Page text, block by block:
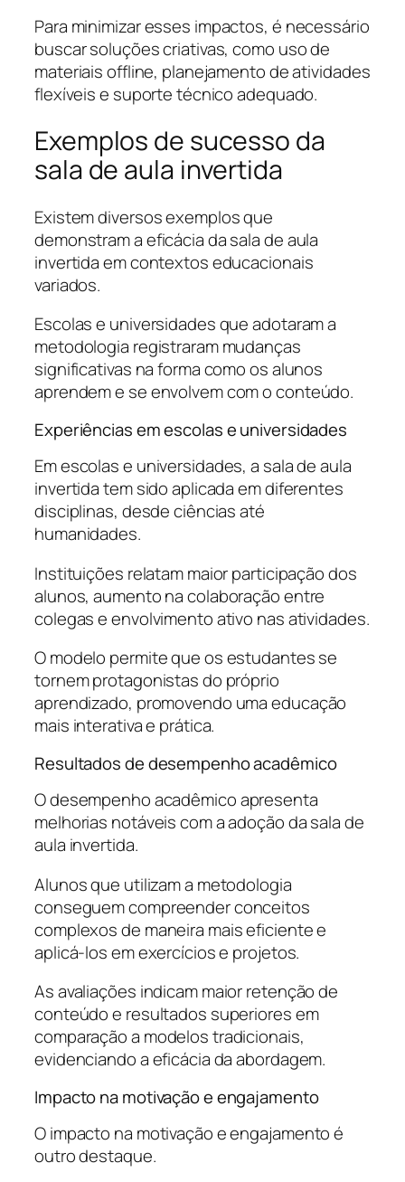
Para minimizar esses impactos, é necessário
buscar soluções criativas, como uso de
materiais offline, planejamento de atividades
flexíveis e suporte técnico adequado.
Exemplos de sucesso da
sala de aula invertida
Existem diversos exemplos que
demonstram a eficácia da sala de aula
invertida em contextos educacionais
variados.
Escolas e universidades que adotaram a
metodologia registraram mudanças
significativas na forma como os alunos
aprendem e se envolvem com o conteúdo.
Experiências em escolas e universidades
Em escolas e universidades, a sala de aula
invertida tem sido aplicada em diferentes
disciplinas, desde ciências até
humanidades.
Instituições relatam maior participação dos
alunos, aumento na colaboração entre
colegas e envolvimento ativo nas atividades.
O modelo permite que os estudantes se
tornem protagonistas do próprio
aprendizado, promovendo uma educação
mais interativa e prática.
Resultados de desempenho acadêmico
O desempenho acadêmico apresenta
melhorias notáveis com a adoção da sala de
aula invertida.
Alunos que utilizam a metodologia
conseguem compreender conceitos
complexos de maneira mais eficiente e
aplicá-los em exercícios e projetos.
As avaliações indicam maior retenção de
conteúdo e resultados superiores em
comparação a modelos tradicionais,
evidenciando a eficácia da abordagem.
Impacto na motivação e engajamento
O impacto na motivação e engajamento é
outro destaque.